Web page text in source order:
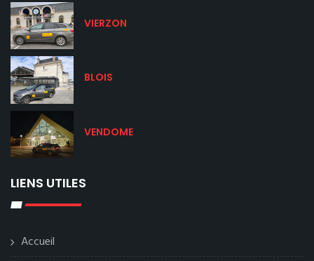
VIERZON
BLOIS
VENDOME
LIENS UTILES
Accueil